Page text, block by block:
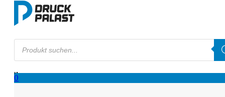
Products
search
0